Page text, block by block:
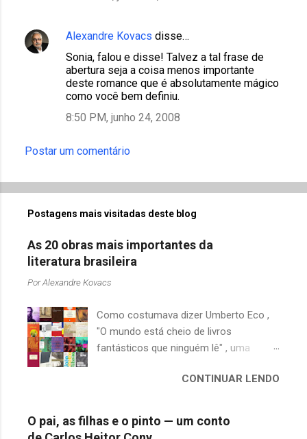
Alexandre Kovacs disse…
Sonia, falou e disse! Talvez a tal frase de
abertura seja a coisa menos importante
deste romance que é absolutamente mágico
como você bem definiu.
8:50 PM, junho 24, 2008
Postar um comentário
Postagens mais visitadas deste blog
As 20 obras mais importantes da
literatura brasileira
PorAlexandre Kovacs
Como costumava dizer Umberto Eco ,
"O mundo está cheio de livros
fantásticos que ninguém lê" , uma
quando falamos de clássicos da
escritores brasileiros, somos forçados
a uma avaliação burocrática na escola e
CONTINUAR LENDO
O pai, as filhas e o pinto — um conto